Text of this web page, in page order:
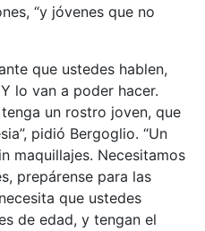
“y jóvenes que no
que ustedes hablen,
lo van a poder hacer.
un rostro joven, que
pidió Bergoglio. “Un
maquillajes. Necesitamos
prepárense para las
que ustedes
de edad, y tengan el